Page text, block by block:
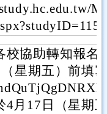
校協助轉知報名
星期五）前填
4月17日（星期